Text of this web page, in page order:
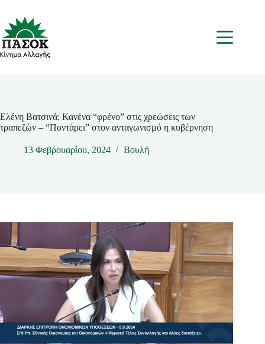
περιεχόμενο
Μενου
Ελένη Βατσινά: Κανένα “φρένο” στις χρεώσεις των
τραπεζών – “Ποντάρει” στον ανταγωνισμό η κυβέρνηση
13 Φεβρουαρίου, 2024 Βουλή